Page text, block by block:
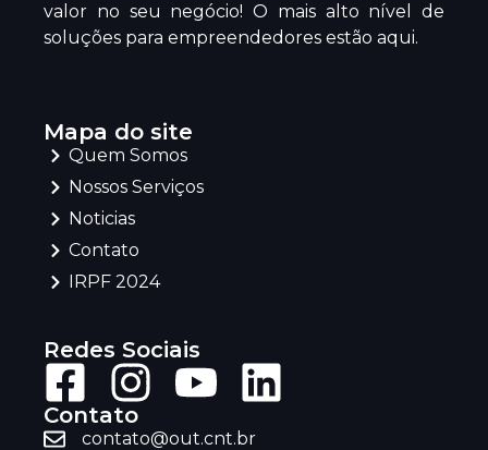
valor no seu negócio! O mais alto nível de
soluções para empreendedores estão aqui.
Mapa do site
Quem Somos
Nossos Serviços
Noticias
Contato
IRPF 2024
Redes Sociais
Contato
contato@out.cnt.br